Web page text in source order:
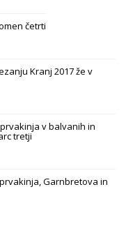
četrti
Kranj 2017 že v
v balvanih in
tretji
Garnbretova in